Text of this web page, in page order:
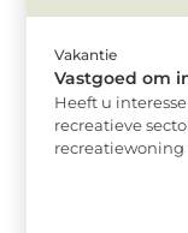
Vakantie
Vastgoed om
Heeft u
recreatieve
recreatiewoning